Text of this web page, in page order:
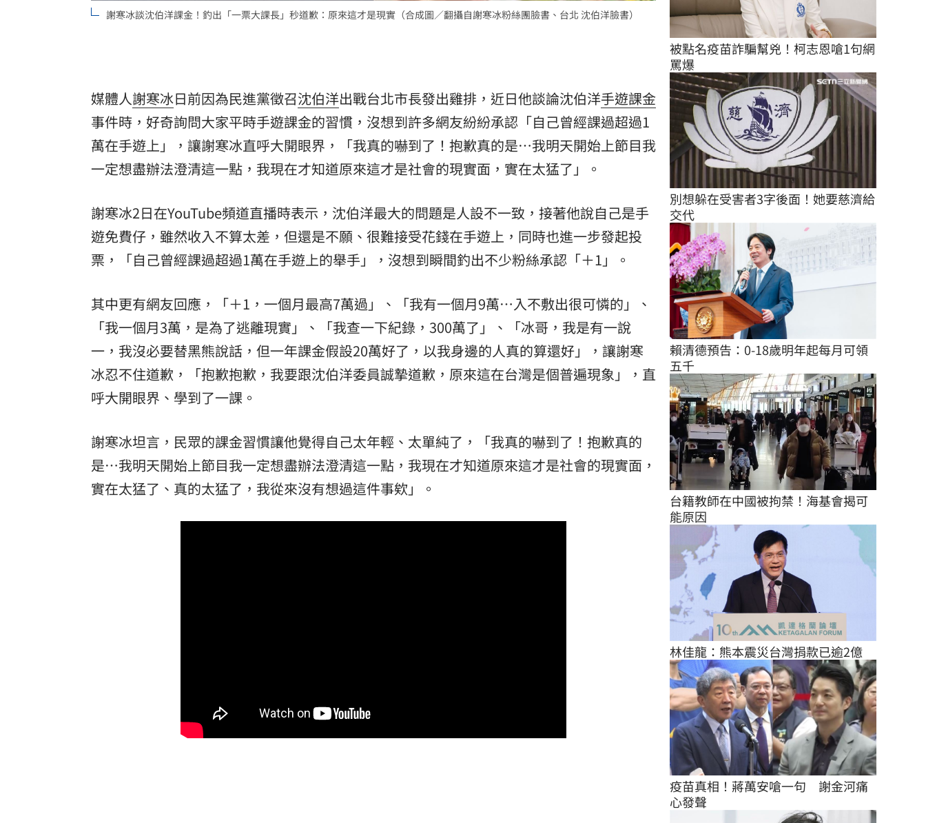
謝寒冰談沈伯洋課金！釣出「一票大課長」秒道歉：原來這才是現實（合成圖／翻攝自謝寒冰粉絲團臉書、台北 沈伯洋臉書）
媒體人謝寒冰日前因為民進黨徵召沈伯洋出戰台北市長發出雞排，近日他談論沈伯洋手遊課金
事件時，好奇詢問大家平時手遊課金的習慣，沒想到許多網友紛紛承認「自己曾經課過超過1
萬在手遊上」，讓謝寒冰直呼大開眼界，「我真的嚇到了！抱歉真的是…我明天開始上節目我
一定想盡辦法澄清這一點，我現在才知道原來這才是社會的現實面，實在太猛了」。
謝寒冰2日在YouTube頻道直播時表示，沈伯洋最大的問題是人設不一致，接著他說自己是手
遊免費仔，雖然收入不算太差，但還是不願、很難接受花錢在手遊上，同時也進一步發起投
票，「自己曾經課過超過1萬在手遊上的舉手」，沒想到瞬間釣出不少粉絲承認「＋1」。
其中更有網友回應，「＋1，一個月最高7萬過」、「我有一個月9萬…入不敷出很可憐的」、
「我一個月3萬，是為了逃離現實」、「我查一下紀錄，300萬了」、「冰哥，我是有一說
一，我沒必要替黑熊說話，但一年課金假設20萬好了，以我身邊的人真的算還好」，讓謝寒
冰忍不住道歉，「抱歉抱歉，我要跟沈伯洋委員誠摯道歉，原來這在台灣是個普遍現象」，直
呼大開眼界、學到了一課。
謝寒冰坦言，民眾的課金習慣讓他覺得自己太年輕、太單純了，「我真的嚇到了！抱歉真的
是…我明天開始上節目我一定想盡辦法澄清這一點，我現在才知道原來這才是社會的現實面，
實在太猛了、真的太猛了，我從來沒有想過這件事欸」。
被點名疫苗詐騙幫兇！柯志恩嗆1句網
罵爆
別想躲在受害者3字後面！她要慈濟給
交代
賴清德預告：0-18歲明年起每月可領
五千
台籍教師在中國被拘禁！海基會揭可
能原因
林佳龍：熊本震災台灣捐款已逾2億
疫苗真相！蔣萬安嗆一句　謝金河痛
心發聲